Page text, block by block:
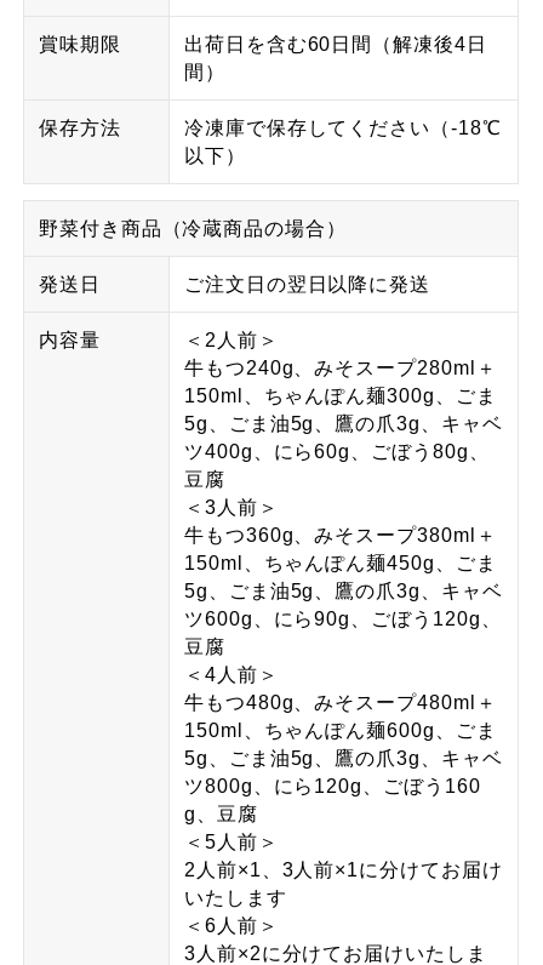
賞味期限
出荷日を含む60日間（解凍後4日
間）
保存方法
冷凍庫で保存してください（-18℃
以下）
野菜付き商品（冷蔵商品の場合）
発送日 ご注文日の翌日以降に発送
内容量
＜2人前＞
牛もつ240g、みそスープ280ml＋
150ml、ちゃんぽん麺300g、ごま
5g、ごま油5g、鷹の爪3g、キャベ
ツ400g、にら60g、ごぼう80g、
豆腐
＜3人前＞
牛もつ360g、みそスープ380ml＋
150ml、ちゃんぽん麺450g、ごま
5g、ごま油5g、鷹の爪3g、キャベ
ツ600g、にら90g、ごぼう120g、
豆腐
＜4人前＞
牛もつ480g、みそスープ480ml＋
150ml、ちゃんぽん麺600g、ごま
5g、ごま油5g、鷹の爪3g、キャベ
ツ800g、にら120g、ごぼう160
g、豆腐
＜5人前＞
2人前×1、3人前×1に分けてお届け
いたします
＜6人前＞
3人前×2に分けてお届けいたしま